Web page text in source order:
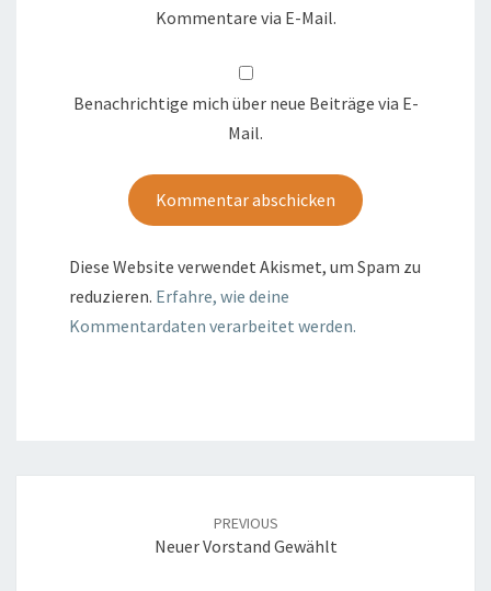
Kommentare via E-Mail.
Benachrichtige mich über neue Beiträge via E-
Mail.
Diese Website verwendet Akismet, um Spam zu
reduzieren. Erfahre, wie deine
Kommentardaten verarbeitet werden.
PREVIOUS
Neuer Vorstand Gewählt